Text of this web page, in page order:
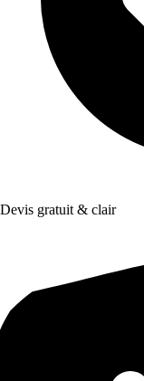
Devis gratuit & clair